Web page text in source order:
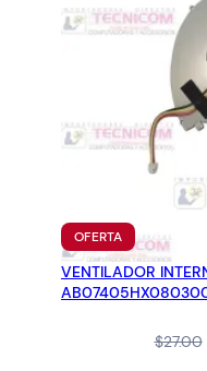
OFERTAPRODUCTO
EN
OFERTA
VENTILADOR
$27.00